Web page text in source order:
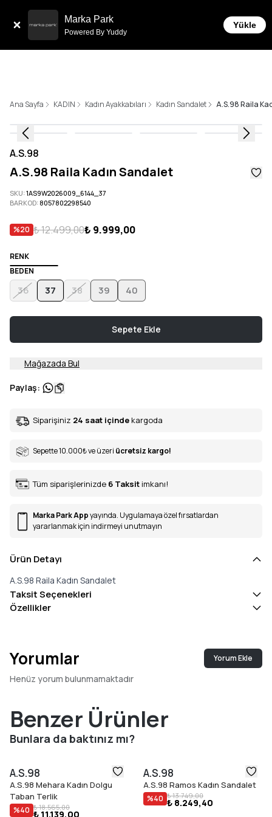
Marka Park
Powered By Yuddy
Yükle
Ana Sayfa KADIN Kadın Ayakkabıları Kadın Sandalet A.S.98 Raila
A.S.98
A.S.98 Raila Kadın Sandalet
SKU:1AS9W2026009_6144_37
BARKOD: 8057802298540
%20 ₺ 12.499,00₺ 9.999,00
RENK
BEDEN
36 37 38 39 40
Sepete Ekle
Mağazada Bul
Paylaş:
Siparişiniz 24 saat içinde kargoda
Sepette 10.000₺ve üzeri ücretsiz kargo!
Tüm siparişlerinizde 6 Taksit imkanı!
Marka Park Appyayında. Uygulamaya özel fırsatlardan
yararlanmak için indirmeyi unutmayın
Ürün Detayı
A.S.98 Raila Kadın Sandalet
Taksit Seçenekleri
Özellikler
Yorumlar Yorum Ekle
Henüz yorum bulunmamaktadır
Benzer Ürünler
Bunlara da baktınız mı?
A.S.98
A.S.98 Mehara Kadın Dolgu
Taban Terlik
%40 ₺ 18.565,00
₺ 11.139,00
A.S.98
A.S.98 Ramos Kadın Sandalet
%40 ₺ 13.749,00
₺ 8.249,40